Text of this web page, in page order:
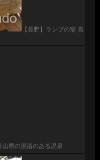
【長野】ランプの宿 高
山県の混浴のある温泉